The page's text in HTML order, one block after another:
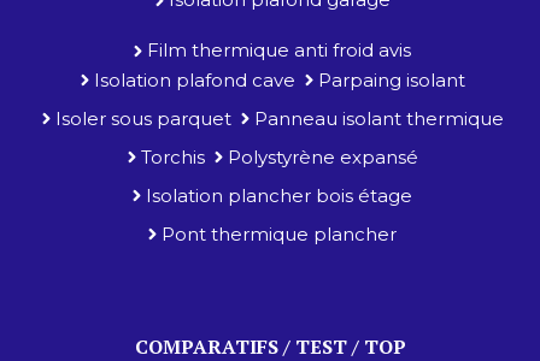
Film thermique anti froid avis
Isolation plafond cave
Parpaing isolant
Isoler sous parquet
Panneau isolant thermique
Torchis
Polystyrène expansé
Isolation plancher bois étage
Pont thermique plancher
COMPARATIFS / TEST / TOP